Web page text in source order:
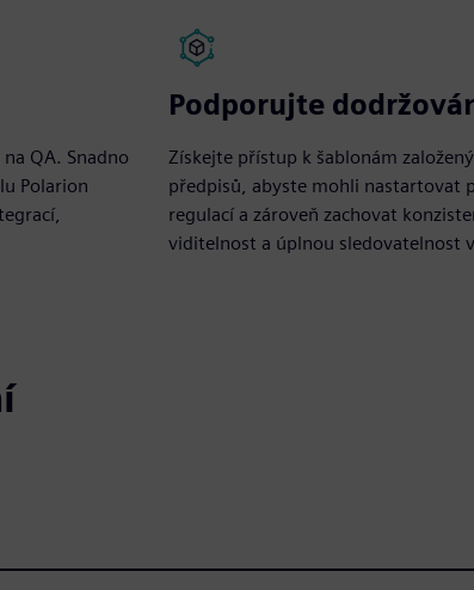
QA. Snadno
Polarion
Podporujte
Získejte přístup k šablonám
předpisů, abyste mohli nastartovat
regulací a zároveň zachovat
viditelnost a úplnou sledovatelnost